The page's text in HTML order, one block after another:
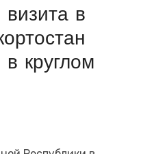
Общественная палата
погибших от рук
И этот день
не щадит никого
визита в
круглом